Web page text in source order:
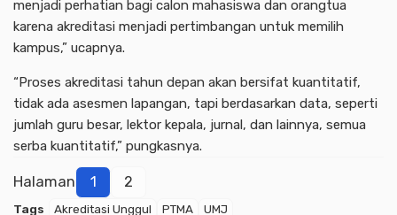
menjadi perhatian bagi calon mahasiswa dan orangtua
karena akreditasi menjadi pertimbangan untuk memilih
kampus,” ucapnya.
“Proses akreditasi tahun depan akan bersifat kuantitatif,
tidak ada asesmen lapangan, tapi berdasarkan data, seperti
jumlah guru besar, lektor kepala, jurnal, dan lainnya, semua
serba kuantitatif,” pungkasnya.
Halaman 1 2
Tags Akreditasi Unggul PTMA UMJ